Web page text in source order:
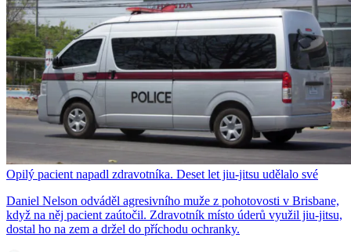
Opilý pacient napadl zdravotníka. Deset let jiu-jitsu udělalo své
Daniel Nelson odváděl agresivního muže z pohotovosti v Brisbane,
když na něj pacient zaútočil. Zdravotník místo úderů využil jiu-jitsu,
dostal ho na zem a držel do příchodu ochranky.